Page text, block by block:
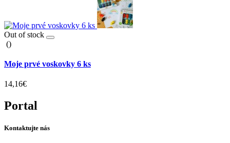
Out of stock
()
Moje prvé voskovky 6 ks
14,16€
Portal
Kontaktujte nás